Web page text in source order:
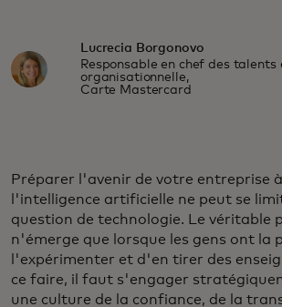
Lucrecia Borgonovo
Responsable en chef des
organisationnelle,
Carte Mastercard
Préparer l'avenir de votre entreprise
l'intelligence artificielle ne peut se
question de technologie. Le véritable
n'émerge que lorsque les gens ont la
l'expérimenter et d'en tirer des
ce faire, il faut s'engager
une culture de la confiance, de la